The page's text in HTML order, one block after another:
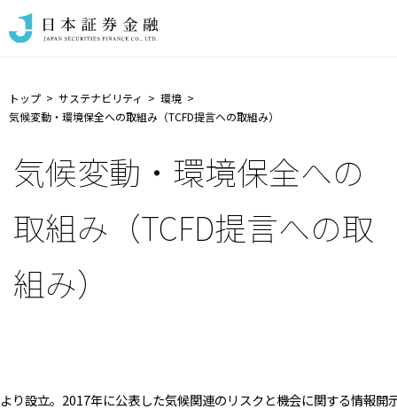
トップ サステナビリティ
環境
気候変動・環境保全への取組み（TCFD提言への取組み）
気候変動・環境保全への
取組み（TCFD提言への取
組み）
。2017年に公表した気候関連のリスクと機会に関する情報